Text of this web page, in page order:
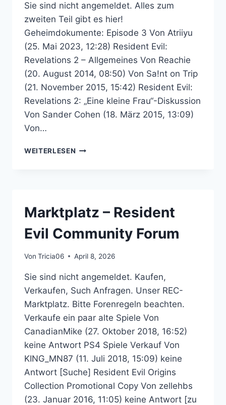
Sie sind nicht angemeldet. Alles zum
zweiten Teil gibt es hier!
Geheimdokumente: Episode 3 Von Atriiyu
(25. Mai 2023, 12:28) Resident Evil:
Revelations 2 – Allgemeines Von Reachie
(20. August 2014, 08:50) Von Sa!nt on Trip
(21. November 2015, 15:42) Resident Evil:
Revelations 2: „Eine kleine Frau“-Diskussion
Von Sander Cohen (18. März 2015, 13:09)
Von…
WEITERLESEN RESIDENT
EVIL
FORUM
Marktplatz – Resident
Evil Community Forum
Von Tricia06 April 8, 2026
Sie sind nicht angemeldet. Kaufen,
Verkaufen, Such Anfragen. Unser REC-
Marktplatz. Bitte Forenregeln beachten.
Verkaufe ein paar alte Spiele Von
CanadianMike (27. Oktober 2018, 16:52)
keine Antwort PS4 Spiele Verkauf Von
KING_MN87 (11. Juli 2018, 15:09) keine
Antwort [Suche] Resident Evil Origins
Collection Promotional Copy Von zellehbs
(23. Januar 2016, 11:05) keine Antwort [zu